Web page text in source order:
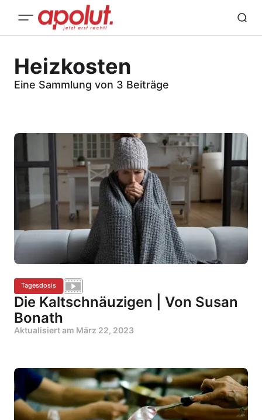
Heizkosten
Eine Sammlung von 3 Beiträge
Tagesdosis
Die Kaltschnäuzigen | Von Susan
Bonath
Aktualisiert am März 22, 2023